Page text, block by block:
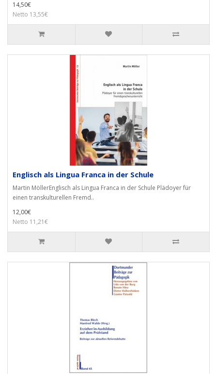
14,50€
Netto 13,55€
Englisch als Lingua Franca in der Schule
Martin MöllerEnglisch als Lingua Franca in der Schule Plädoyer für
einen transkulturellen Fremd..
12,00€
Netto 11,21€